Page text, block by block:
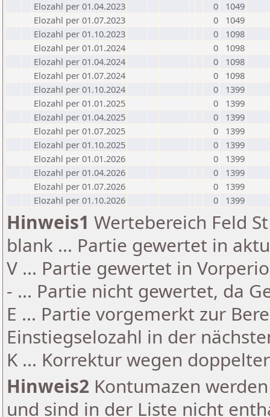
Elozahl per 01.04.2023
0
1049
Elozahl per 01.07.2023
0
1049
Elozahl per 01.10.2023
0
1098
Elozahl per 01.01.2024
0
1098
Elozahl per 01.04.2024
0
1098
Elozahl per 01.07.2024
0
1098
Elozahl per 01.10.2024
0
1399
Elozahl per 01.01.2025
0
1399
Elozahl per 01.04.2025
0
1399
Elozahl per 01.07.2025
0
1399
Elozahl per 01.10.2025
0
1399
Elozahl per 01.01.2026
0
1399
Elozahl per 01.04.2026
0
1399
Elozahl per 01.07.2026
0
1399
Elozahl per 01.10.2026
0 1399
Hinweis1 Wertebereich Feld
blank ... Partie gewertet in
V ... Partie gewertet in
- ... Partie nicht gewertet, da
E ... Partie vorgemerkt zur
Einstiegselozahl in der
K ... Korrektur wegen
Hinweis2 Kontumazen
und sind in der Liste nicht